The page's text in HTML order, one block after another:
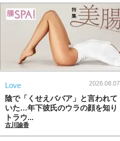
Love 2026.08.07
陰で「くせえババア」と言われて
いた…年下彼氏のウラの顔を知り
トラウ...
古川諭香